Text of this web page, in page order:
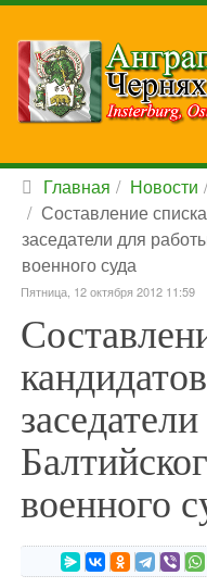
Главная Новости
Составление
заседатели для
военного суда
Пятница, 12 октября 2012 11:59
военного